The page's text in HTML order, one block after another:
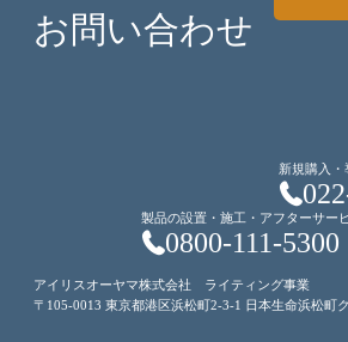
お問い合わせ
新規購入
製品の設置・施工・アフターサー
0800-111-5300
アイリスオーヤマ株式会社 ライティング事業
〒105-0013 東京都港区浜松町2-3-1 日本生命浜松町